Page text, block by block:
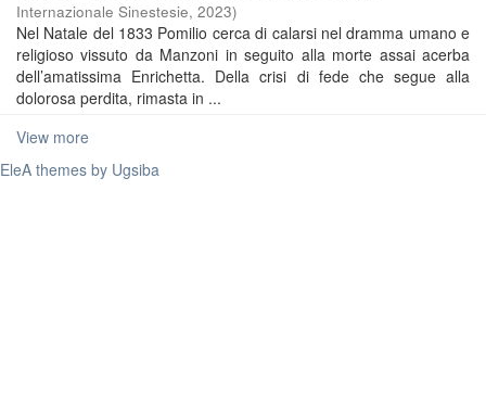
Internazionale Sinestesie, 2023)
Nel Natale del 1833 Pomilio cerca di calarsi nel dramma umano e
religioso vissuto da Manzoni in seguito alla morte assai acerba
dell’amatissima Enrichetta. Della crisi di fede che segue alla
dolorosa perdita, rimasta in ...
View more
EleA themes by Ugsiba